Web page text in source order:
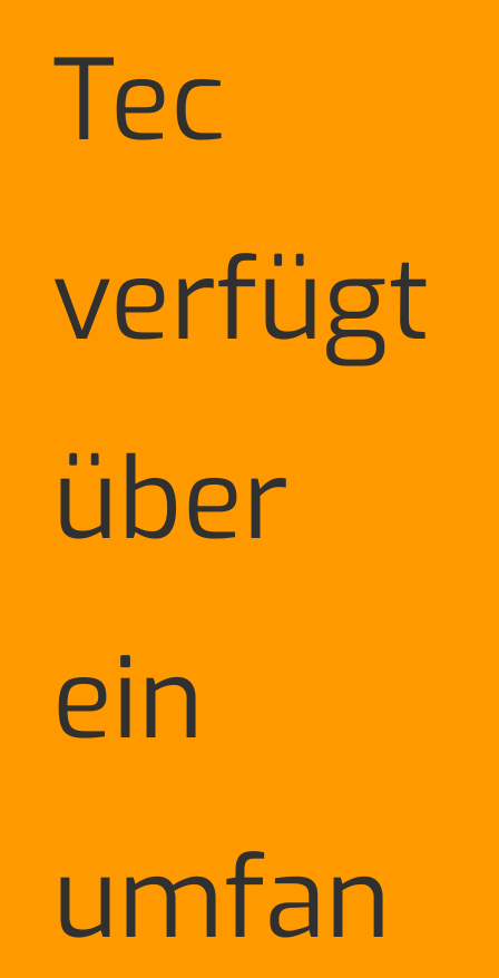
Tec
verfügt
über
ein
umfan